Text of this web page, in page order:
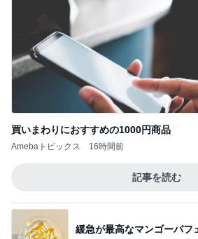
緩急が最高なマンゴーパフェ
Amebaトピックス
ジャンル人気記事ランキング
貧乏は、病気
して逃げろ！